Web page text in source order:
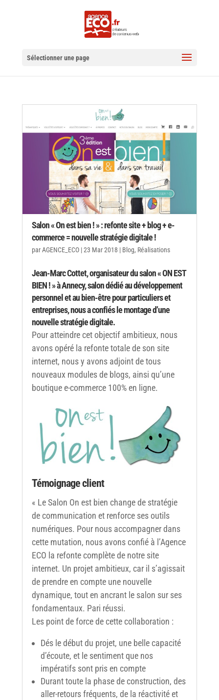
Sélectionner une page
Salon « On est bien ! » : refonte site + blog + e-
commerce = nouvelle stratégie digitale !
parAGENCE_ECO|23 Mar 2018 | Blog, Réalisations
Jean-Marc Cottet, organisateur du salon «ON EST
BIEN !» à Annecy, salon dédié au développement
personnel et au bien-être pour particuliers et
entreprises, nous a confiés le montage d’une
nouvelle stratégie digitale.
Pour atteindre cet objectif ambitieux, nous
avons opéré la refonte totale de son site
internet, nous y avons adjoint de tous
nouveaux modules de blogs, ainsi qu’une
boutique e-commerce 100% en ligne.
Témoignage client
« Le Salon On est bien change de stratégie
de communication et renforce ses outils
numériques. Pour nous accompagner dans
cette mutation, nous avons confié à l’Agence
ECO la refonte complète de notre site
internet. Un projet ambitieux, car il s’agissait
de prendre en compte une nouvelle
dynamique, tout en ancrant le salon sur ses
fondamentaux. Pari réussi.
Les point de force de cette collaboration :
Dés le début du projet, une belle capacité
d’écoute, et le sentiment que nos
impératifs sont pris en compte
Durant toute la phase de construction, des
aller-retours fréquents, de la réactivité et